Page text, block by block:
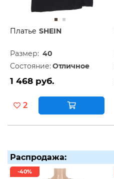
Платье SHEIN
Размер: 40
Состояние: Отличное
1 468 руб.
2
Распродажа:
-40%